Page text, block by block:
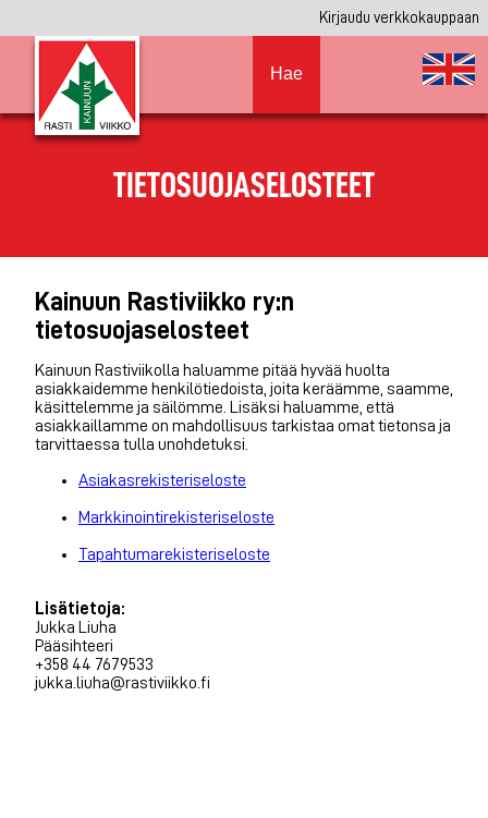
Kirjaudu verkkokauppaan
Hae
TIETOSUOJASELOSTEET
Kainuun Rastiviikko ry:n
tietosuojaselosteet
Kainuun Rastiviikolla haluamme pitää hyvää huolta
asiakkaidemme henkilötiedoista, joita keräämme, saamme,
käsittelemme ja säilömme. Lisäksi haluamme, että
asiakkaillamme on mahdollisuus tarkistaa omat tietonsa ja
tarvittaessa tulla unohdetuksi.
Asiakasrekisteriseloste
Markkinointirekisteriseloste
Tapahtumarekisteriseloste
Lisätietoja:
Jukka Liuha
Pääsihteeri
+358 44 7679533
jukka.liuha@rastiviikko.fi